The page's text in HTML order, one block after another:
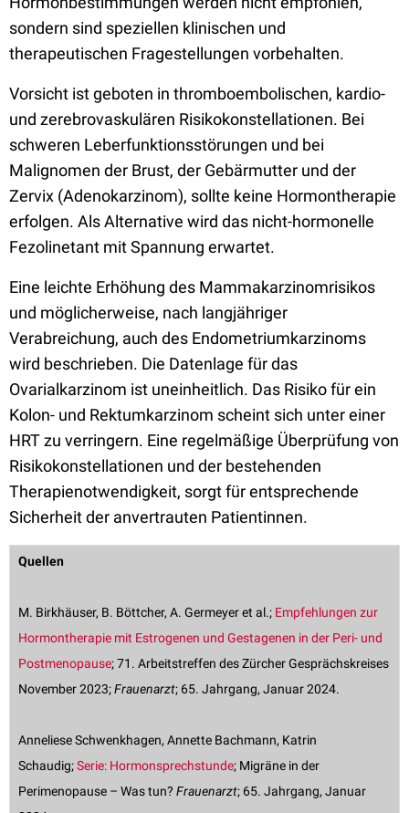
sondern sind speziellen klinischen und
therapeutischen Fragestellungen vorbehalten.
Vorsicht ist geboten in thromboembolischen, kardio-
und zerebrovaskulären Risikokonstellationen. Bei
schweren Leberfunktionsstörungen und bei
Malignomen der Brust, der Gebärmutter und der
Zervix (Adenokarzinom), sollte keine Hormontherapie
erfolgen. Als Alternative wird das nicht-hormonelle
Fezolinetant mit Spannung erwartet.
Eine leichte Erhöhung des Mammakarzinomrisikos
und möglicherweise, nach langjähriger
Verabreichung, auch des Endometriumkarzinoms
wird beschrieben. Die Datenlage für das
Ovarialkarzinom ist uneinheitlich. Das Risiko für ein
Kolon- und Rektumkarzinom scheint sich unter einer
HRT zu verringern. Eine regelmäßige Überprüfung von
Risikokonstellationen und der bestehenden
Therapienotwendigkeit, sorgt für entsprechende
Sicherheit der anvertrauten Patientinnen.
Quellen
M. Birkhäuser, B. Böttcher, A. Germeyer et al.; Empfehlungen zur
Hormontherapie mit Estrogenen und Gestagenen in der Peri- und
Postmenopause; 71. Arbeitstreffen des Zürcher Gesprächskreises
November 2023;Frauenarzt; 65. Jahrgang, Januar 2024.
Anneliese Schwenkhagen, Annette Bachmann, Katrin
Schaudig;Serie: Hormonsprechstunde; Migräne in der
Perimenopause – Was tun? Frauenarzt; 65. Jahrgang, Januar